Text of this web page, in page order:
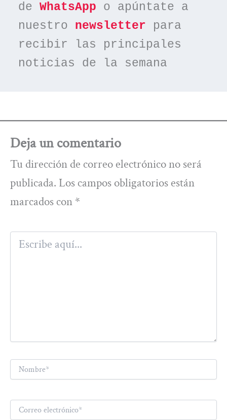
de WhatsApp o apúntate a
nuestro newsletter para
recibir las principales
noticias de la semana
Deja un comentario
Tu dirección de correo electrónico no será
publicada. Los campos obligatorios están
marcados con *
Escribe
aquí...
Nombre*
Correo
electrónico*